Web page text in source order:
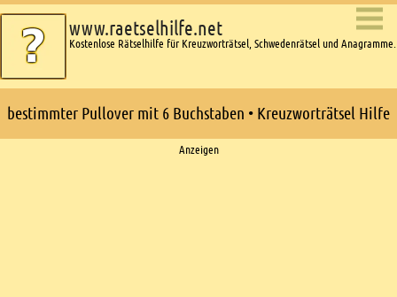
www.raetselhilfe.net
Kostenlose Rätselhilfe für Kreuzworträtsel, Schwedenrätsel und Anagramme.
bestimmter Pullover mit 6 Buchstaben • Kreuzworträtsel Hilfe
Anzeigen